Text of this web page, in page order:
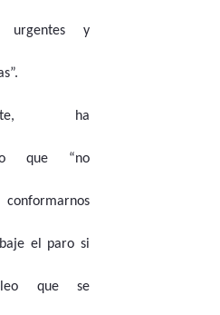
urgentes y
ha
que “no
conformarnos
el paro si
que se